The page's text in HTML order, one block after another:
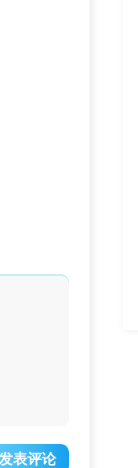
表评论